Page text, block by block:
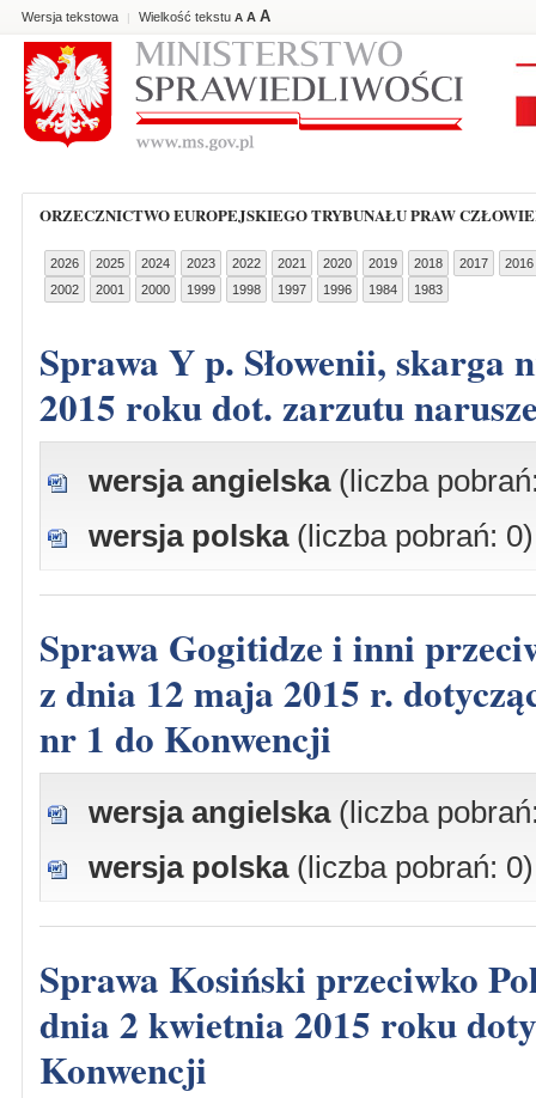
Wersja tekstowa | Wielkość tekstu A A A
ORZECZNICTWO EUROPEJSKIEGO TRYBUNAŁU PRAW
2026 2025 2024 2023 2022 2021 2020 2019 2018 2017
2016
2002
2001 2000 1999 1998 1997 1996 1984 1983
Sprawa Y p. Słowenii, skarga nr 41107/10, wyrok z dnia 28 maja
2015 roku dot. zarzutu
wersja angielska (liczba
wersja polska (liczba pobrań: 0)
Sprawa Gogitidze i inni przeciwko Gruzji, skarga nr 36862/05, wyrok
z dnia 12 maja 2015 r.
nr 1 do Konwencji
wersja angielska (liczba
wersja polska (liczba pobrań: 0)
Sprawa Kosiński przeciwko Polsce, skarga nr 23534/12, decyzja z
dnia 2 kwietnia 2015 roku
Konwencji